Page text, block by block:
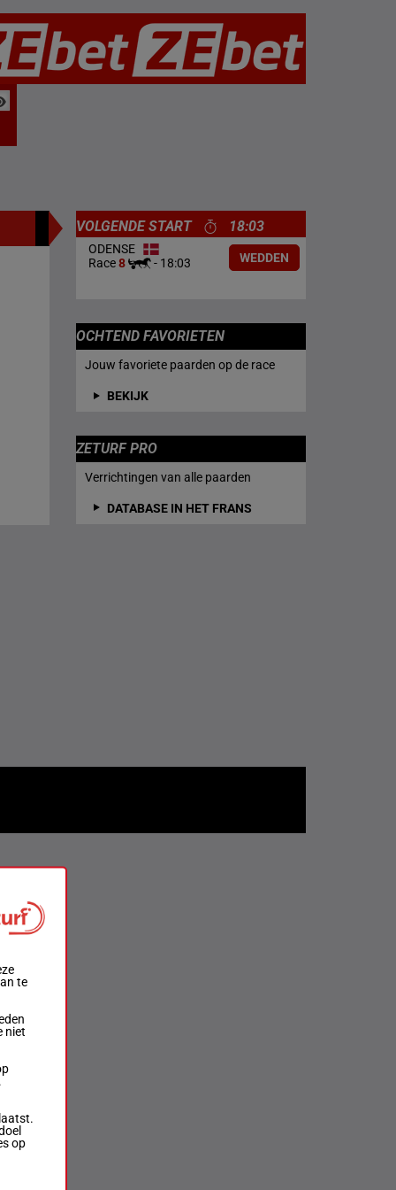
VOLGENDE START 18:03
ODENSE
Race8 - 18:03 WEDDEN
OCHTEND FAVORIETEN
Jouw favoriete paarden op de race
BEKIJK
ZETURF PRO
Verrichtingen van alle paarden
DATABASE IN HET FRANS
te
niet
op